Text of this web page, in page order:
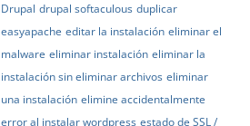
Drupal drupal softaculous duplicar
easyapache editar la instalación eliminar el
malware eliminar instalación eliminar la
instalación sin eliminar archivos eliminar
una instalación elimine accidentalmente
error al instalar wordpress estado de SSL /